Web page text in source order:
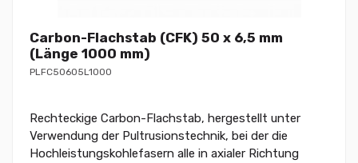
Carbon-Flachstab (CFK) 50 x 6,5 mm
(Länge 1000 mm)
PLFC50605L1000
Rechteckige Carbon-Flachstab, hergestellt unter
Verwendung der Pultrusionstechnik, bei der die
Hochleistungskohlefasern alle in axialer Richtung